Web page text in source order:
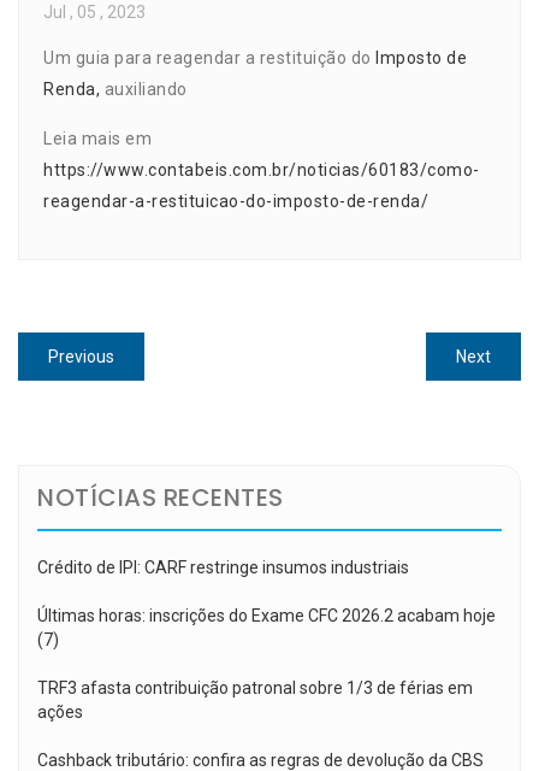
Jul , 05 , 2023
Um guia para reagendar a restituição do Imposto de
Renda, auxiliando
Leia mais em
https://www.contabeis.com.br/noticias/60183/como-
reagendar-a-restituicao-do-imposto-de-renda/
Navegação
de
Previous
post:
NextNext
post:
NOTÍCIAS RECENTES
Crédito de IPI: CARF restringe insumos industriais
Últimas horas: inscrições do Exame CFC 2026.2 acabam hoje
(7)
TRF3 afasta contribuição patronal sobre 1/3 de férias em
ações
Cashback tributário: confira as regras de devolução da CBS